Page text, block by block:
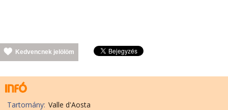
Kedvencnek jelölöm
Tartomány: Valle d'Aosta